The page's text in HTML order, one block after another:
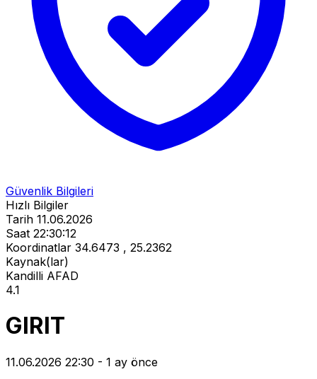
Güvenlik Bilgileri
Hızlı Bilgiler
Tarih 11.06.2026
Saat 22:30:12
Koordinatlar 34.6473 , 25.2362
Kaynak(lar)
Kandilli AFAD
4.1
GIRIT
11.06.2026 22:30 - 1 ay önce